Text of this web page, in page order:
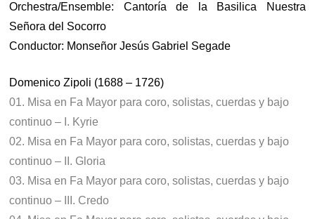
Orchestra/Ensemble: Cantoría de la Basilica Nuestra
Señora del Socorro
Conductor: Monseñor Jesús Gabriel Segade
Domenico Zipoli (1688 – 1726)
01. Misa en Fa Mayor para coro, solistas, cuerdas y bajo
continuo – I. Kyrie
02. Misa en Fa Mayor para coro, solistas, cuerdas y bajo
continuo – II. Gloria
03. Misa en Fa Mayor para coro, solistas, cuerdas y bajo
continuo – III. Credo